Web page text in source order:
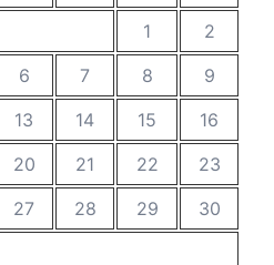
1
2
6 7 8
9
13 14 15
16
20 21 22
23
27 28 29
30